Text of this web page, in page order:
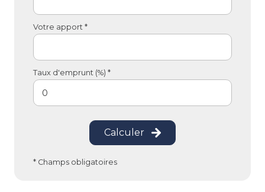
Votre apport *
Taux d'emprunt (%) *
Calculer
* Champs obligatoires